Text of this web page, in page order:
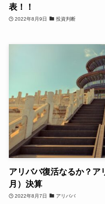
表！！
2022年8月9日 投資判断
アリババ復活なるか？ア
月）決算
2022年8月7日 アリババ